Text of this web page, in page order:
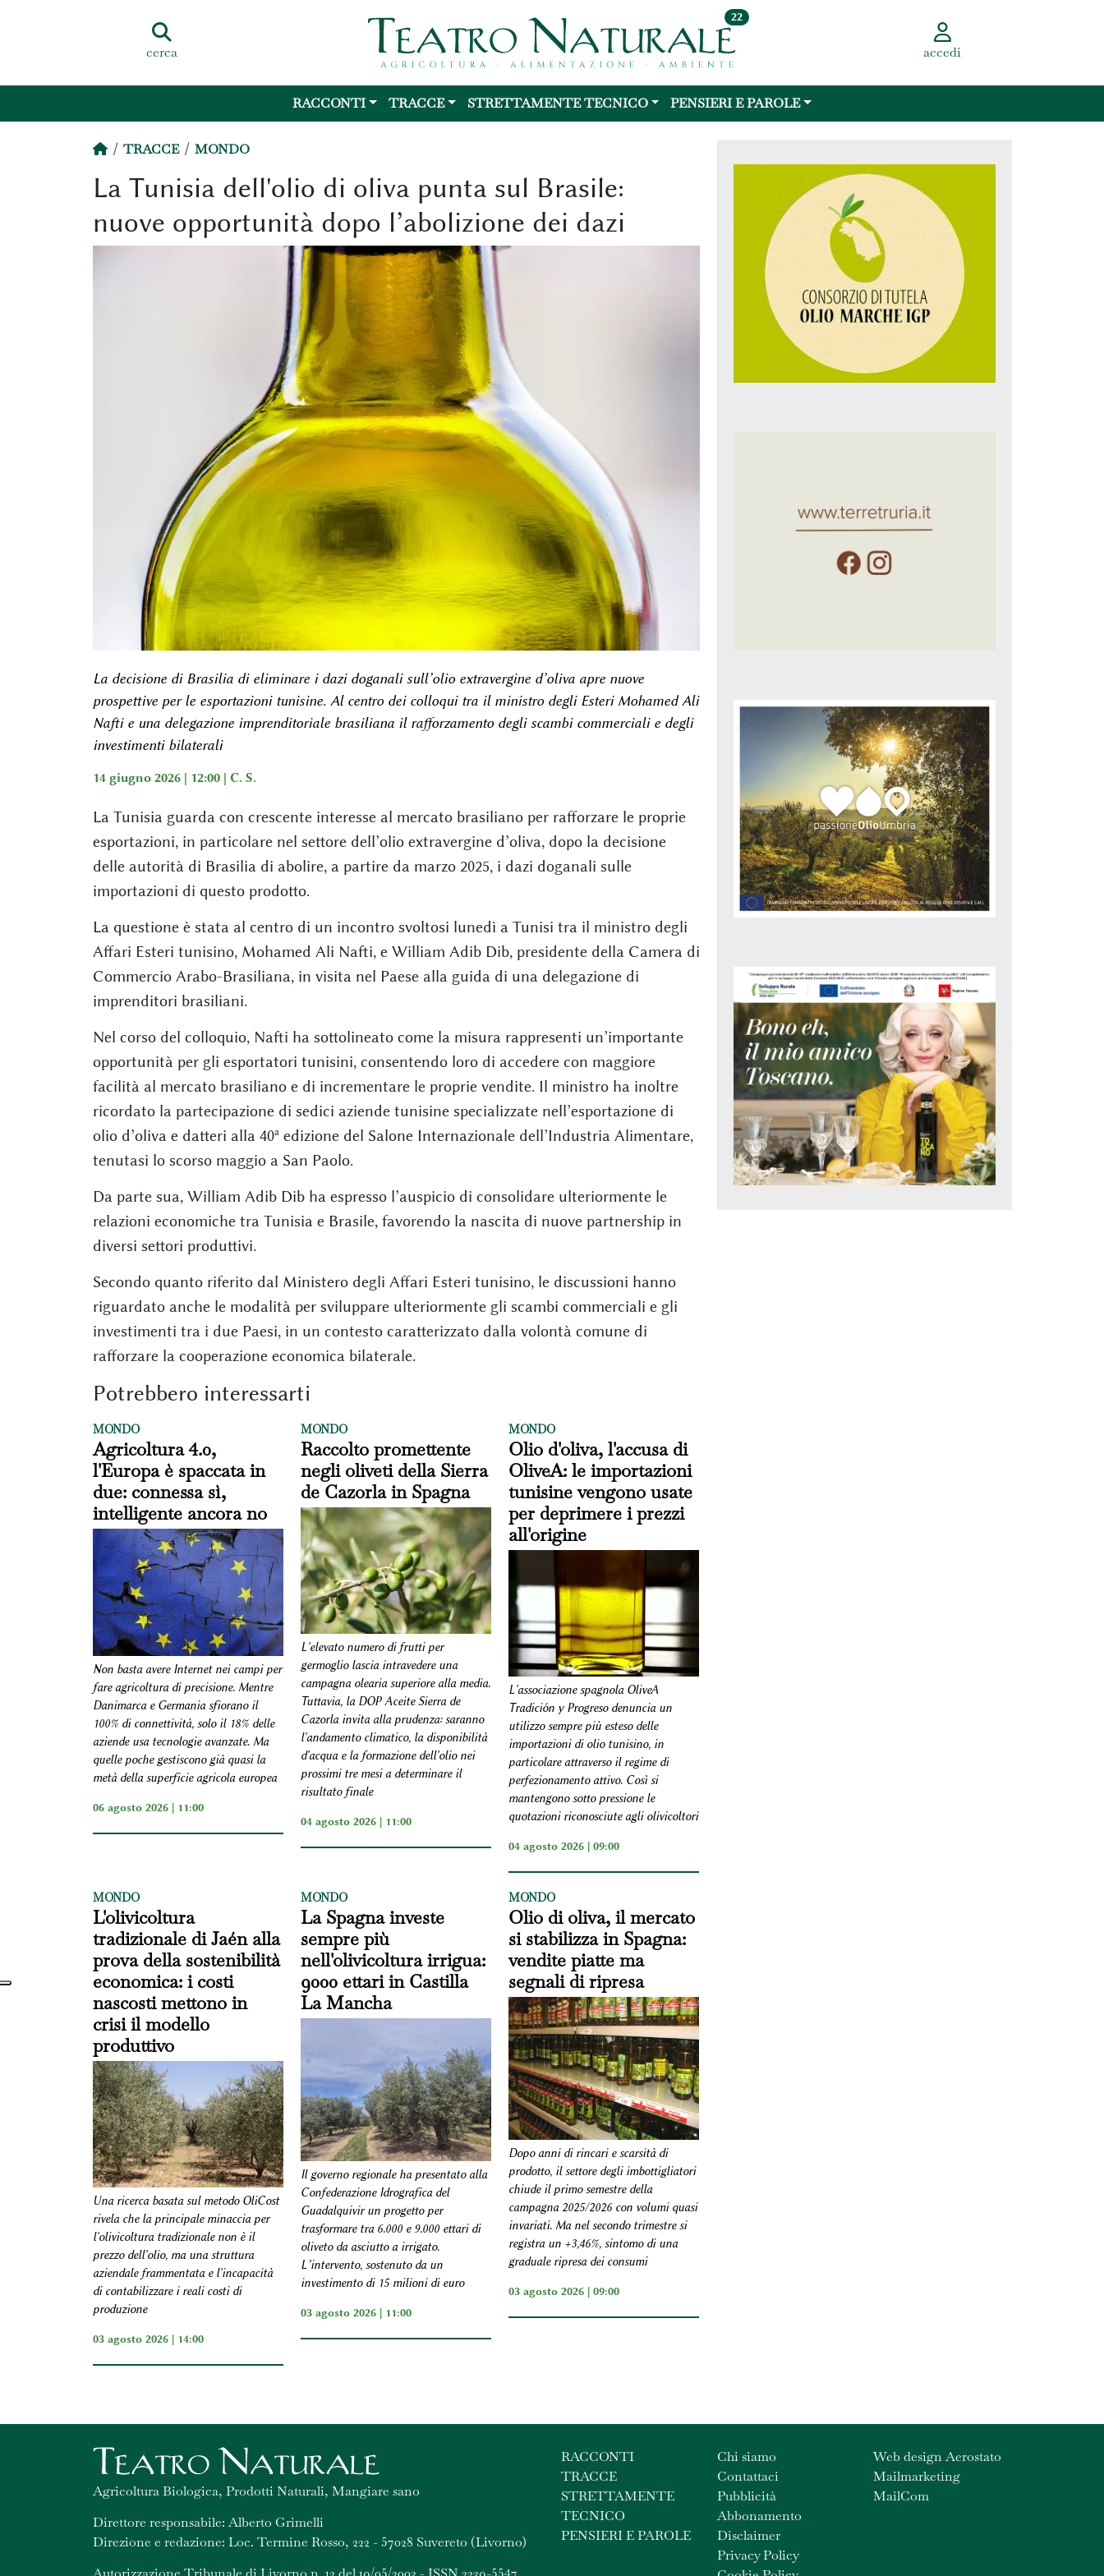
cerca
22
accedi
RACCONTI TRACCE STRETTAMENTE TECNICO PENSIERI E PAROLE
TRACCE MONDO
La Tunisia dell'olio di oliva punta sul Brasile:
nuove opportunità dopo l’abolizione dei dazi
La decisione di Brasilia di eliminare i dazi doganali sull’olio extravergine d’oliva apre nuove
prospettive per le esportazioni tunisine. Al centro dei colloqui tra il ministro degli Esteri Mohamed Ali
Nafti e una delegazione imprenditoriale brasiliana il rafforzamento degli scambi commerciali e degli
investimenti bilaterali
14 giugno 2026 | 12:00 | C. S.
La Tunisia guarda con crescente interesse al mercato brasiliano per rafforzare le proprie
esportazioni, in particolare nel settore dell’olio extravergine d’oliva, dopo la decisione
delle autorità di Brasilia di abolire, a partire da marzo 2025, i dazi doganali sulle
importazioni di questo prodotto.
La questione è stata al centro di un incontro svoltosi lunedì a Tunisi tra il ministro degli
Affari Esteri tunisino, Mohamed Ali Nafti, e William Adib Dib, presidente della Camera di
Commercio Arabo-Brasiliana, in visita nel Paese alla guida di una delegazione di
imprenditori brasiliani.
Nel corso del colloquio, Nafti ha sottolineato come la misura rappresenti un’importante
opportunità per gli esportatori tunisini, consentendo loro di accedere con maggiore
facilità al mercato brasiliano e di incrementare le proprie vendite. Il ministro ha inoltre
ricordato la partecipazione di sedici aziende tunisine specializzate nell’esportazione di
olio d’oliva e datteri alla 40ª edizione del Salone Internazionale dell’Industria Alimentare,
tenutasi lo scorso maggio a San Paolo.
Da parte sua, William Adib Dib ha espresso l’auspicio di consolidare ulteriormente le
relazioni economiche tra Tunisia e Brasile, favorendo la nascita di nuove partnership in
diversi settori produttivi.
Secondo quanto riferito dal Ministero degli Affari Esteri tunisino, le discussioni hanno
riguardato anche le modalità per sviluppare ulteriormente gli scambi commerciali e gli
investimenti tra i due Paesi, in un contesto caratterizzato dalla volontà comune di
rafforzare la cooperazione economica bilaterale.
Potrebbero interessarti
MONDO
Agricoltura 4.0,
l'Europa è spaccata in
due: connessa sì,
intelligente ancora no
Non basta avere Internet nei campi per
fare agricoltura di precisione. Mentre
Danimarca e Germania sfiorano il
100% di connettività, solo il 18% delle
aziende usa tecnologie avanzate. Ma
quelle poche gestiscono già quasi la
metà della superficie agricola europea
06 agosto 2026 | 11:00
MONDO
Raccolto promettente
negli oliveti della Sierra
de Cazorla in Spagna
L'elevato numero di frutti per
germoglio lascia intravedere una
campagna olearia superiore alla media.
Tuttavia, la DOP Aceite Sierra de
Cazorla invita alla prudenza: saranno
l'andamento climatico, la disponibilità
d'acqua e la formazione dell'olio nei
prossimi tre mesi a determinare il
risultato finale
04 agosto 2026 | 11:00
MONDO
Olio d'oliva, l'accusa di
OliveA: le importazioni
tunisine vengono usate
per deprimere i prezzi
all'origine
L'associazione spagnola OliveA
Tradición y Progreso denuncia un
utilizzo sempre più esteso delle
importazioni di olio tunisino, in
particolare attraverso il regime di
perfezionamento attivo. Così si
mantengono sotto pressione le
quotazioni riconosciute agli olivicoltori
04 agosto 2026 | 09:00
MONDO
L'olivicoltura
tradizionale di Jaén alla
prova della sostenibilità
economica: i costi
nascosti mettono in
crisi il modello
produttivo
Una ricerca basata sul metodo OliCost
rivela che la principale minaccia per
l'olivicoltura tradizionale non è il
prezzo dell'olio, ma una struttura
aziendale frammentata e l'incapacità
di contabilizzare i reali costi di
produzione
03 agosto 2026 | 14:00
MONDO
La Spagna investe
sempre più
nell'olivicoltura irrigua:
9000 ettari in Castilla
La Mancha
Il governo regionale ha presentato alla
Confederazione Idrografica del
Guadalquivir un progetto per
trasformare tra 6.000 e 9.000 ettari di
oliveto da asciutto a irrigato.
L’intervento, sostenuto da un
investimento di 15 milioni di euro
03 agosto 2026 | 11:00
MONDO
Olio di oliva, il mercato
si stabilizza in Spagna:
vendite piatte ma
segnali di ripresa
Dopo anni di rincari e scarsità di
prodotto, il settore degli imbottigliatori
chiude il primo semestre della
campagna 2025/2026 con volumi quasi
invariati. Ma nel secondo trimestre si
registra un +3,46%, sintomo di una
graduale ripresa dei consumi
03 agosto 2026 | 09:00
Agricoltura Biologica, Prodotti Naturali, Mangiare sano
Direttore responsabile: Alberto Grimelli
Direzione e redazione: Loc. Termine Rosso, 222 - 57028 Suvereto (Livorno)
RACCONTI
TRACCE
STRETTAMENTE
TECNICO
PENSIERI E PAROLE
Chi siamo
Contattaci
Pubblicità
Abbonamento
Disclaimer
Privacy Policy
Web design Aerostato
Mailmarketing
MailCom